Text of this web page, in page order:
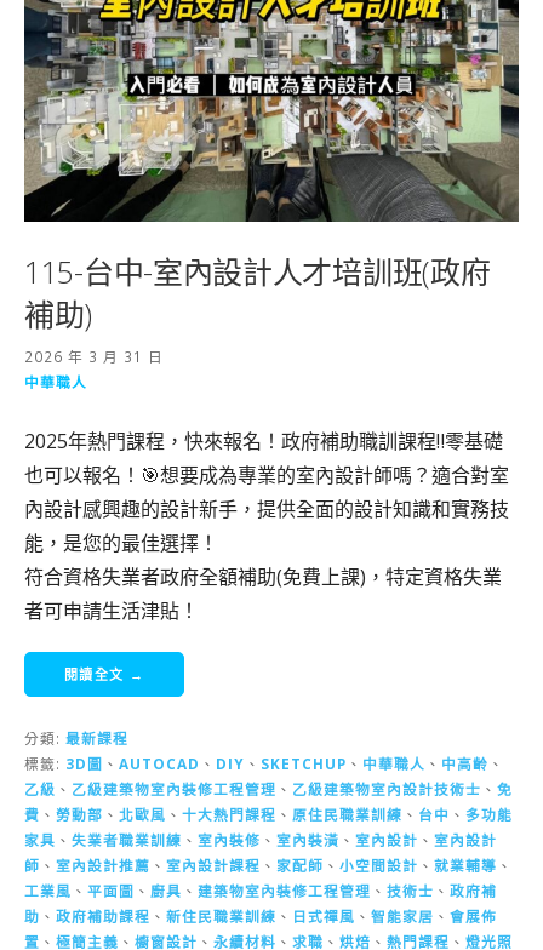
115-台中-室內設計人才培訓班(政府
補助)
2026 年 3 月 31 日
中華職人
2025年熱門課程，快來報名！政府補助職訓課程‼️零基礎
也可以報名！🎯想要成為專業的室內設計師嗎？適合對室
內設計感興趣的設計新手，提供全面的設計知識和實務技
能，是您的最佳選擇！
符合資格失業者政府全額補助(免費上課)，特定資格失業
者可申請生活津貼！
閱讀全文 →
分類: 最新課程
標籤: 3D圖 、 AUTOCAD 、 DIY 、 SKETCHUP 、 中華職人 、 中高齡 、
乙級 、 乙級建築物室內裝修工程管理 、 乙級建築物室內設計技術士 、 免
費 、 勞動部 、 北歐風 、 十大熱門課程 、 原住民職業訓練 、 台中 、 多功能
家具 、 失業者職業訓練 、 室內裝修 、 室內裝潢 、 室內設計 、 室內設計
師 、 室內設計推薦 、 室內設計課程 、 家配師 、 小空間設計 、 就業輔導 、
工業風 、 平面圖 、 廚具 、 建築物室內裝修工程管理 、 技術士 、 政府補
助 、 政府補助課程 、 新住民職業訓練 、 日式禪風 、 智能家居 、 會展佈
置 、 極簡主義 、 櫥窗設計 、 永續材料 、 求職 、 烘焙 、 熱門課程 、 燈光照